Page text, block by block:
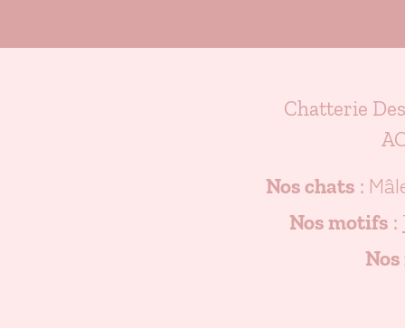
Chatterie
Nos chats :
Nos motifs :